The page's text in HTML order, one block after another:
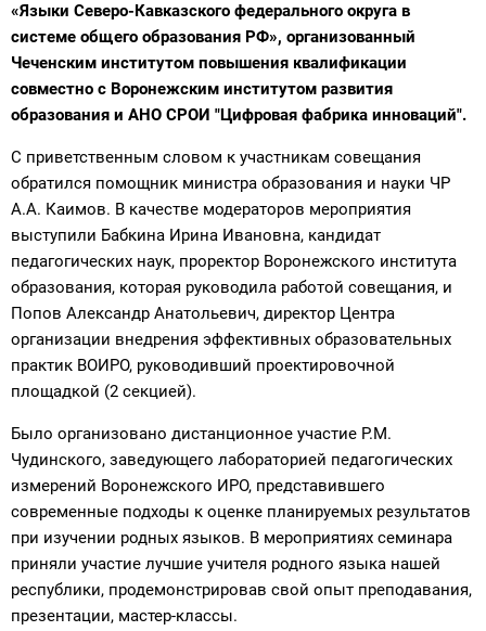
«Языки Северо-Кавказского федерального округа в
системе общего образования РФ», организованный
Чеченским институтом повышения квалификации
совместно с Воронежским институтом развития
образования и АНО СРОИ "Цифровая фабрика инноваций".
С приветственным словом к участникам совещания
обратился помощник министра образования и науки ЧР
А.А. Каимов. В качестве модераторов мероприятия
выступили Бабкина Ирина Ивановна, кандидат
педагогических наук, проректор Воронежского института
образования, которая руководила работой совещания, и
Попов Александр Анатольевич, директор Центра
организации внедрения эффективных образовательных
практик ВОИРО, руководивший проектировочной
площадкой (2 секцией).
Было организовано дистанционное участие Р.М.
Чудинского, заведующего лабораторией педагогических
измерений Воронежского ИРО, представившего
современные подходы к оценке планируемых результатов
при изучении родных языков. В мероприятиях семинара
приняли участие лучшие учителя родного языка нашей
республики, продемонстрировав свой опыт преподавания,
презентации, мастер-классы.